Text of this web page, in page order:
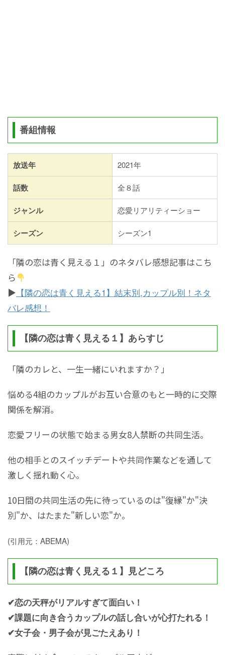
番組情報
放送年 2021年
話数 全８話
ジャンル 恋愛リアリティーショー
シーズン シーズン1
「隣の恋は青く見える１」のネタバレ感想記事はこち
ら
▶ 【隣の恋は青く見える1】結末別,カップル別！ネタ
バレ感想！
【隣の恋は青く見える１】あらすじ
「隣のカレと、一生一緒にいれますか？」
悩める4組のカップルがお互い合意のもと一時的に交際
関係を解消。
恋愛フリーの状態で始まる男女8人禁断の共同生活。
他の相手とのスイッチデートや共同作業などを通して
激しく揺れ動く心。
10日間の共同生活の先に待っているのは"復縁"か"決
別"か、はたまた"新しい恋"か。
(引用元：ABEMA)
【隣の恋は青く見える１】見どころ
✔恋の天秤がリアルすぎて面白い！
✔課題に向き合うカップルの話し合いが心打たれる！
✔女子会・男子会が見ごたえあり！